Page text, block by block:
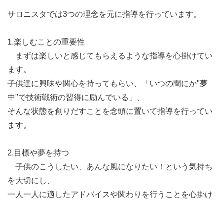
サロニスタでは3つの理念を元に指導を行っています。
1.楽しむことの重要性
まずは楽しいと感じてもらえるような指導を心掛けてい
ます。
子供達に興味や関心を持ってもらい、「いつの間にか"夢
中"で技術戦術の習得に励んでいる」、
そんな状態を創りだすことを念頭に置いて指導を行ってい
ます。
2.目標や夢を持つ
子供のこうしたい、あんな風になりたい！という気持ち
を大切にし、
一人一人に適したアドバイスや関わりを行うことを心掛け